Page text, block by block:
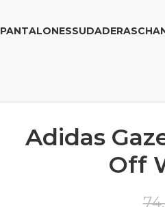
PANTALONESSUDADERAS
Adidas
Off